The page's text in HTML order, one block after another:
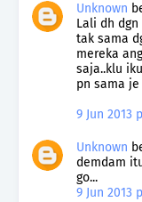
Unknown
Lali dh
tak sama
mereka
saja..klu
pn sama
9 Jun 2013
Unknown
demdam
go...
9 Jun 2013